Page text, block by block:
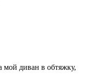
мой диван в обтяжку,